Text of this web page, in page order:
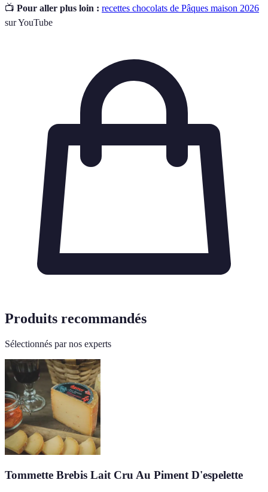
📺 Pour aller plus loin : recettes chocolats de Pâques maison 2026
sur YouTube
Produits recommandés
Sélectionnés par nos experts
Tommette Brebis Lait Cru Au Piment D'espelette